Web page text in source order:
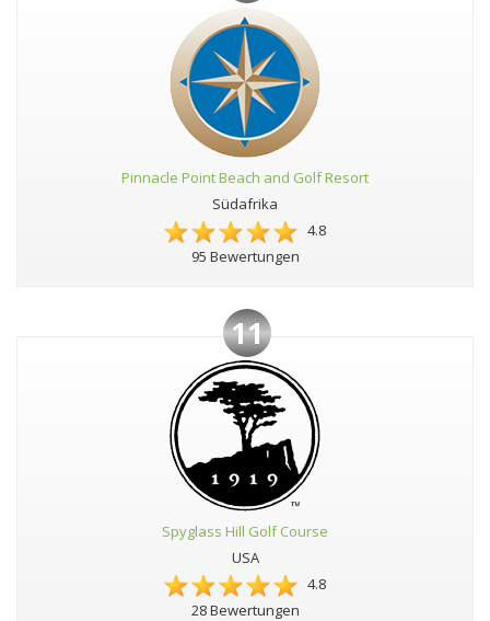
Pinnacle Point Beach and Golf Resort
Südafrika
4.8
95 Bewertungen
11
Spyglass Hill Golf Course
USA
4.8
28 Bewertungen